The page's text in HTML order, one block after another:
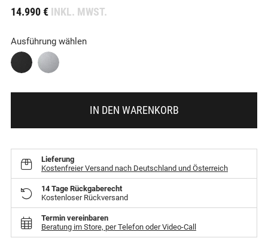
14.990 € INKL. MWST.
Ausführung wählen
IN DEN WARENKORB
Lieferung
Kostenfreier Versand nach Deutschland und Österreich
14 Tage Rückgaberecht
Kostenloser Rückversand
Termin vereinbaren
Beratung im Store, per Telefon oder Video-Call